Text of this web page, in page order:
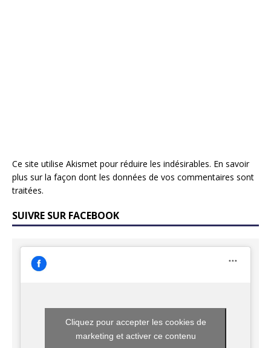
Ce site utilise Akismet pour réduire les indésirables. En savoir
plus sur la façon dont les données de vos commentaires sont
traitées.
SUIVRE SUR FACEBOOK
Cliquez pour accepter les cookies de
marketing et activer ce contenu